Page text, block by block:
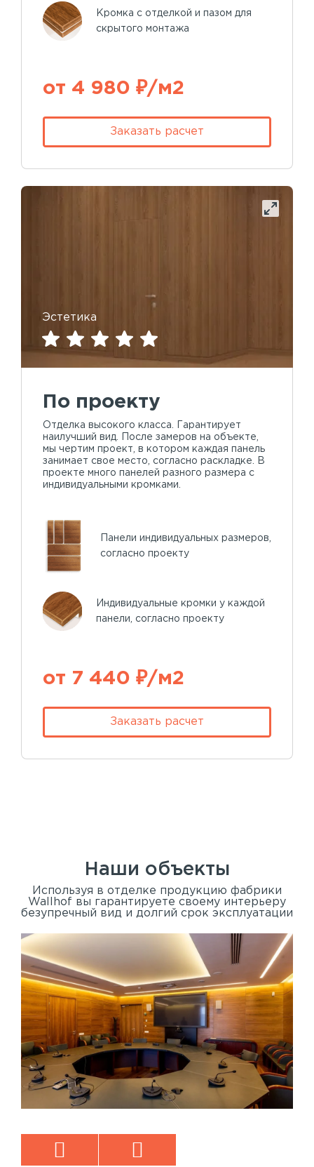
Кромка с отделкой и пазом для
скрытого монтажа
от 4 980 ₽/м2
Заказать расчет
Эстетика
По проекту
Отделка высокого класса. Гарантирует
наилучший вид. После замеров на объекте,
мы чертим проект, в котором каждая панель
занимает свое место, согласно раскладке. В
проекте много панелей разного размера с
индивидуальными кромками.
Панели индивидуальных размеров,
согласно проекту
Индивидуальные кромки у каждой
панели, согласно проекту
от 7 440 ₽/м2
Заказать расчет
Наши объекты
Используя в отделке продукцию фабрики
Wallhof вы гарантируете своему интерьеру
безупречный вид и долгий срок эксплуатации